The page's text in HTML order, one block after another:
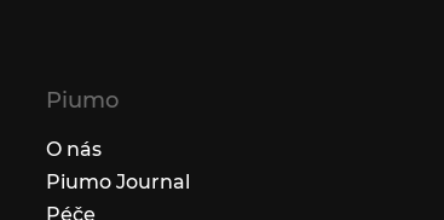
Piumo
O nás
Piumo Journal
Péče